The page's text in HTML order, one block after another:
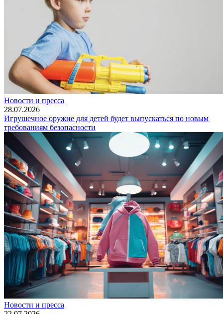
Новости и пресса
28.07.2026
Игрушечное оружие для детей будет выпускаться по новым
требованиям безопасности
Новости и пресса